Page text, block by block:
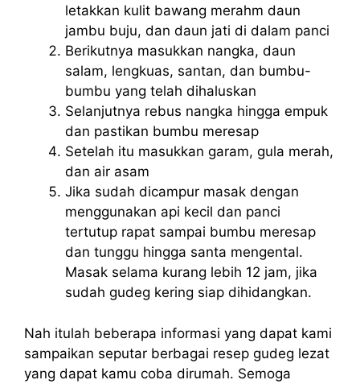
letakkan kulit bawang merahm daun
jambu buju, dan daun jati di dalam panci
Berikutnya masukkan nangka, daun
salam, lengkuas, santan, dan bumbu-
bumbu yang telah dihaluskan
Selanjutnya rebus nangka hingga empuk
dan pastikan bumbu meresap
Setelah itu masukkan garam, gula merah,
dan air asam
Jika sudah dicampur masak dengan
menggunakan api kecil dan panci
tertutup rapat sampai bumbu meresap
dan tunggu hingga santa mengental.
Masak selama kurang lebih 12 jam, jika
sudah gudeg kering siap dihidangkan.
Nah itulah beberapa informasi yang dapat kami
sampaikan seputar berbagai resep gudeg lezat
yang dapat kamu coba dirumah. Semoga